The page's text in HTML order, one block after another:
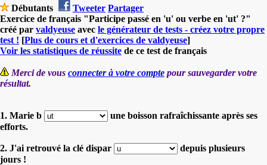
Débutants Tweeter Partager
Exercice de français "Participe passé en 'u' ou verbe en 'ut' ?"
créé par valdyeuse avec le générateur de tests - créez votre propre
test ! [Plus de cours et d'exercices de valdyeuse]
Voir les statistiques de réussite de ce test de français
Merci de vous connecter à votre compte pour sauvegarder votre
résultat.
1. Marie b
une boisson rafraîchissante après ses
efforts.
2. J'ai retrouvé la clé dispar
depuis plusieurs
jours !